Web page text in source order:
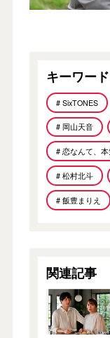
キーワード
# SixTONES
# 岡山天音
# 恋なんて、
# 松村北斗
# 飯豊まりえ
関連記事